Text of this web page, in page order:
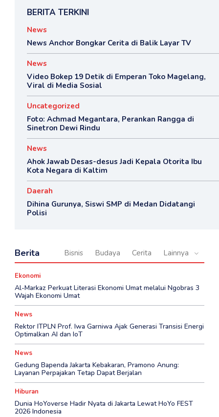
BERITA TERKINI
News
News Anchor Bongkar Cerita di Balik Layar TV
News
Video Bokep 19 Detik di Emperan Toko Magelang,
Viral di Media Sosial
Uncategorized
Foto: Achmad Megantara, Perankan Rangga di
Sinetron Dewi Rindu
News
Ahok Jawab Desas-desus Jadi Kepala Otorita Ibu
Kota Negara di Kaltim
Daerah
Dihina Gurunya, Siswi SMP di Medan Didatangi
Polisi
Berita Bisnis Budaya Cerita Lainnya
Ekonomi
Al-Markaz Perkuat Literasi Ekonomi Umat melalui Ngobras 3
Wajah Ekonomi Umat
News
Rektor ITPLN Prof. Iwa Garniwa Ajak Generasi Transisi Energi
Optimalkan AI dan IoT
News
Gedung Bapenda Jakarta Kebakaran, Pramono Anung:
Layanan Perpajakan Tetap Dapat Berjalan
Hiburan
Dunia HoYoverse Hadir Nyata di Jakarta Lewat HoYo FEST
2026 Indonesia